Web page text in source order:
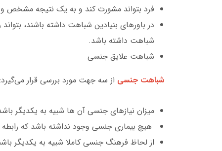
فرد بتواند مشورت کند و به یک نتیجه مشخص
در باورهای بنیادین شباهت داشته باشند،
شباهت داشته باشد.
شباهت علایق جنسی
شباهت جنسی از سه جهت مورد بررسی قرار می‌گیرد:
میزان نیازهای جنسی آن ها شبیه به یکدیگر
هیچ بیماری جنسی وجود نداشته باشد که
از لحاظ فرهنگ جنسی کاملا شبیه به یکدیگر